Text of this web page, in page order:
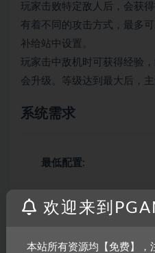
玩家击败特定敌人后，会获
有着不同的攻击方式，最多
补给站中设置。
玩家击中敌机时可获得经验
会升级。等级达到最大后，
系统需求
最低配置:
操作系统:Windows
内存:2048 MB
欢迎来到
本站所有资源均【免费】，